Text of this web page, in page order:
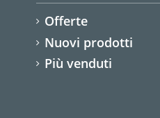
Offerte
Nuovi prodotti
Più venduti